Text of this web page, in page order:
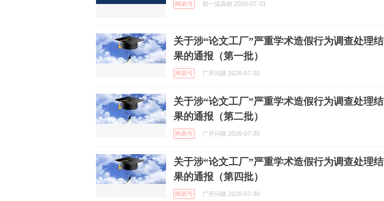
网易号 双一流高校 2026-07-31
关于涉“论文工厂”严重学术造假行为调查处理结
果的通报（第一批）
网易号 广开问路 2026-07-30
关于涉“论文工厂”严重学术造假行为调查处理结
果的通报（第二批）
网易号 广开问路 2026-07-30
关于涉“论文工厂”严重学术造假行为调查处理结
果的通报（第四批）
网易号 广开问路 2026-07-30